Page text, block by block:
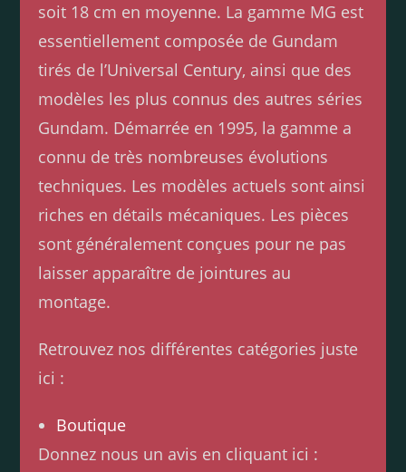
soit 18 cm en moyenne. La gamme MG est
essentiellement composée de Gundam
tirés de l’Universal Century, ainsi que des
modèles les plus connus des autres séries
Gundam. Démarrée en 1995, la gamme a
connu de très nombreuses évolutions
techniques. Les modèles actuels sont ainsi
riches en détails mécaniques. Les pièces
sont généralement conçues pour ne pas
laisser apparaître de jointures au
montage.
Retrouvez nos différentes catégories juste
ici :
Boutique
Donnez nous un avis en cliquant ici :